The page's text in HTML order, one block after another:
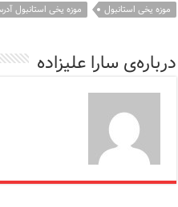
موزه یخی استانبول
موزه یخی استانبول
درباره‌ی سارا علیزاده